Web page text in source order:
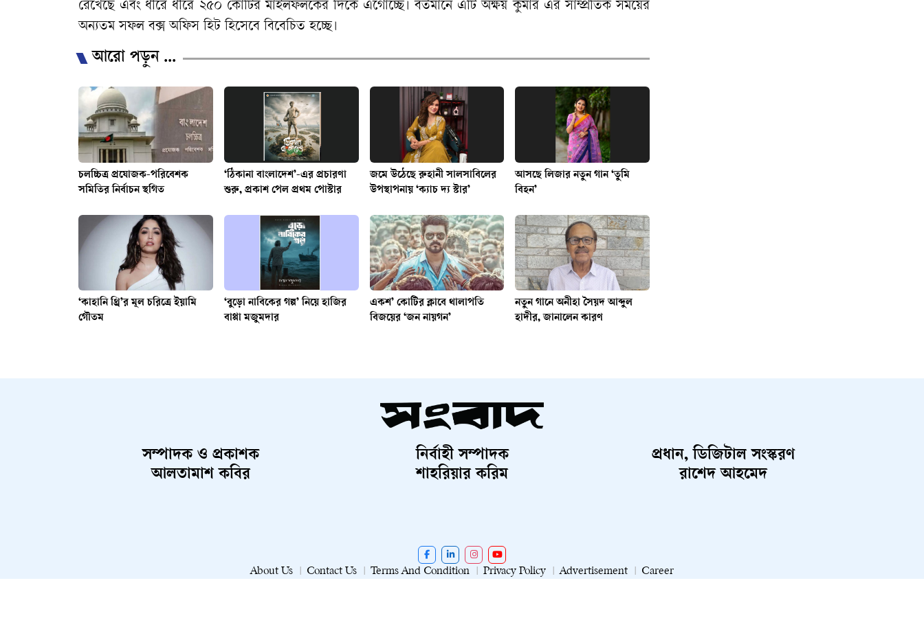
রেখেছে এবং ধীরে ধীরে ২৫০ কোটির মাইলফলকের দিকে এগোচ্ছে। বর্তমানে এটি অক্ষয় কুমার এর সাম্প্রতিক সময়ের
অন্যতম সফল বক্স অফিস হিট হিসেবে বিবেচিত হচ্ছে।
আরো পড়ুন ...
চলচ্চিত্র প্রযোজক-পরিবেশক
সমিতির নির্বাচন স্থগিত
‘ঠিকানা বাংলাদেশ’-এর প্রচারণা
শুরু, প্রকাশ পেল প্রথম পোস্টার
জমে উঠেছে রুহানী সালসাবিলের
উপস্থাপনায় ‘ক্যাচ দ্য স্টার’
আসছে লিজার নতুন গান ‘তুমি
বিহন’
‘কাহানি থ্রি’র মূল চরিত্রে ইয়ামি
গৌতম
‘বুড়ো নাবিকের গল্প’ নিয়ে হাজির
বাপ্পা মজুমদার
একশ’ কোটির ক্লাবে থালাপতি
বিজয়ের ‘জন নায়গন’
নতুন গানে অনীহা সৈয়দ আব্দুল
হাদীর, জানালেন কারণ
সম্পাদক ও প্রকাশক
আলতামাশ কবির
নির্বাহী সম্পাদক
শাহরিয়ার করিম
প্রধান, ডিজিটাল সংস্করণ
রাশেদ আহমেদ
About Us Contact Us Terms And Condition Privacy Policy Advertisement Career